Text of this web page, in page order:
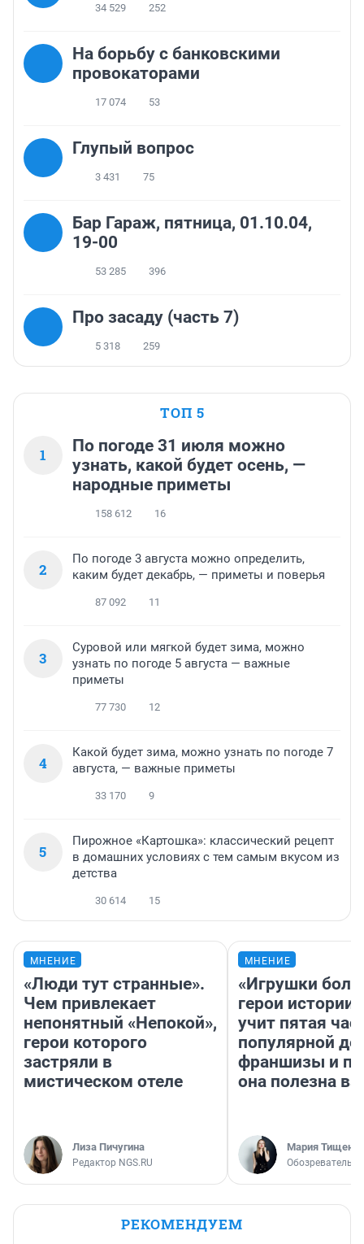
34 529 252
На борьбу с банковскими
провокаторами
17 074 53
Глупый вопрос
3 431 75
Бар Гараж, пятница, 01.10.04,
19-00
53 285 396
Про засаду (часть 7)
5 318 259
ТОП 5
1
По погоде 31 июля можно
узнать, какой будет осень, —
народные приметы
158 612 16
2
По погоде 3 августа можно определить,
каким будет декабрь, — приметы и поверья
87 092 11
3
Суровой или мягкой будет зима, можно
узнать по погоде 5 августа — важные
приметы
77 730 12
4
Какой будет зима, можно узнать по погоде 7
августа, — важные приметы
33 170 9
5
Пирожное «Картошка»: классический рецепт
в домашних условиях с тем самым вкусом из
детства
30 614 15
МНЕНИЕ
«Люди тут странные».
Чем привлекает
непонятный «Непокой»,
герои которого
застряли в
мистическом отеле
Лиза Пичугина
Редактор NGS.RU
МНЕНИЕ
«Игрушки
герои
учит пятая
популярной
франшизы и
она полезна
Мария Тищенко
Обозреватель
РЕКОМЕНДУЕМ